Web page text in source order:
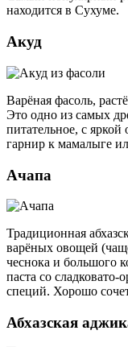
находится в Сухуме.
Акуд
Варёная фасоль,
Это одно из самых
питательное, с яркой
гарнир к мамалыге
Ачапа
Традиционная
варёных овощей
чеснока и большого
паста со
специй. Хорошо
Абхазская